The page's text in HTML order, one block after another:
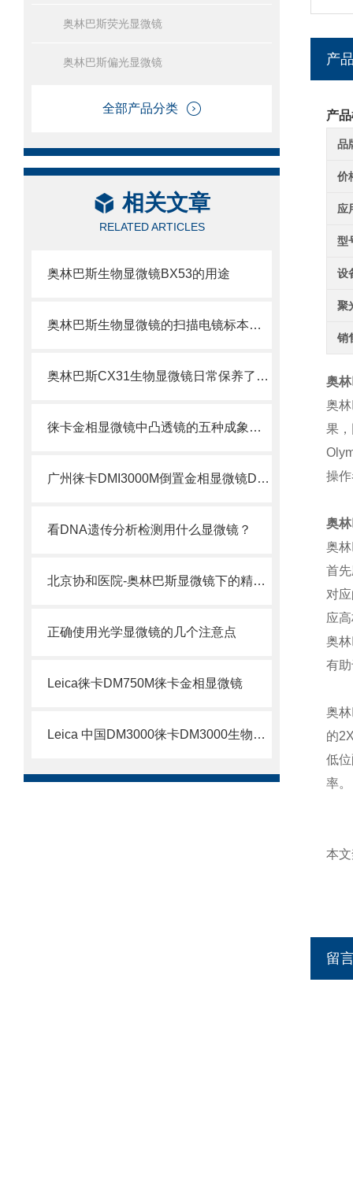
奥林巴斯荧光显微镜
奥林巴斯偏光显微镜
全部产品分类
相关文章
RELATED ARTICLES
奥林巴斯生物显微镜BX53的用途
奥林巴斯生物显微镜的扫描电镜标本制备方法
奥林巴斯CX31生物显微镜日常保养了解一下
徕卡金相显微镜中凸透镜的五种成象规律
广州徕卡DMI3000M倒置金相显微镜DMI3000M显微镜
看DNA遗传分析检测用什么显微镜？
北京协和医院-奥林巴斯显微镜下的精子（组图）
正确使用光学显微镜的几个注意点
Leica徕卡DM750M徕卡金相显微镜
Leica 中国DM3000徕卡DM3000生物显微镜
产
产
品
价
应
型
设
聚
销
奥
奥
果
操
奥
奥
首
对
应
奥
有
奥
的
低
率。
本
留